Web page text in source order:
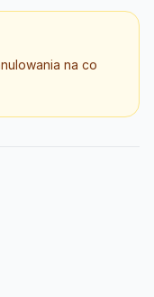
na co